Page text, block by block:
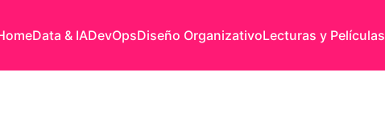
Data & IADevOpsDiseño OrganizativoLecturas y Películas